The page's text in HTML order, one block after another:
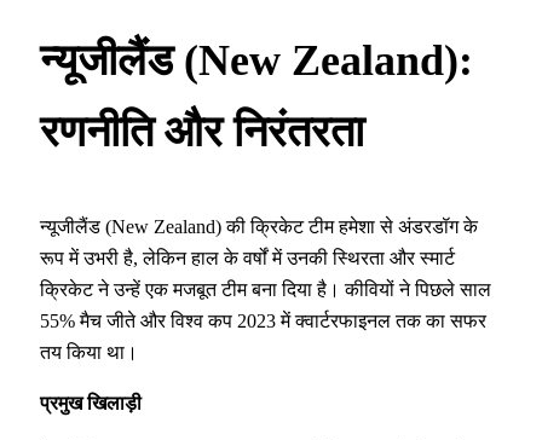
न्यूजीलैंड (New Zealand):
रणनीति और निरंतरता
न्यूजीलैंड (New Zealand) की क्रिकेट टीम हमेशा से अंडरडॉग के
रूप में उभरी है, लेकिन हाल के वर्षों में उनकी स्थिरता और स्मार्ट
क्रिकेट ने उन्हें एक मजबूत टीम बना दिया है। कीवियों ने पिछले साल
55% मैच जीते और विश्व कप 2023 में क्वार्टरफाइनल तक का सफर
तय किया था।
प्रमुख खिलाड़ी